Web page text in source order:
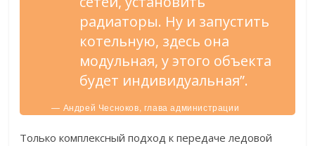
радиаторы. Ну и запустить
котельную, здесь она
модульная, у этого объекта
будет индивидуальная”.
— Андрей Чесноков, глава администрации
Старооскольского городского округа.
Только комплексный подход к передаче ледовой